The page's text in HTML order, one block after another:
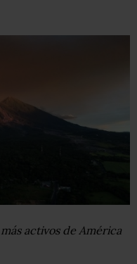
activos de América